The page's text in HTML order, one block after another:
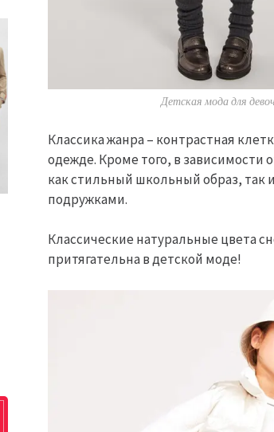
Детская мода для
Классика жанра – контрастная
одежде. Кроме того, в зависимости
как стильный школьный образ, так
подружками.
Классические натуральные цвета
притягательна в детской моде!